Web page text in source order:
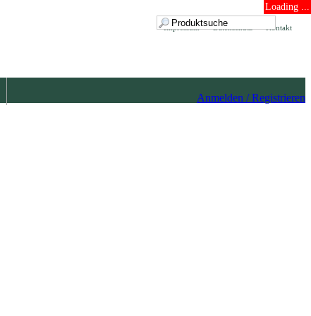
Loading ...
Kontakt
Datenschutz
Impressum
Anmelden / Registrieren